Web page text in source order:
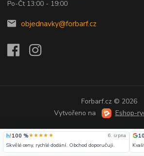
Po-Čt 13:00 - 19:00
objednavky@forbarf.cz
Forbarf.cz © 2026
Vytvořeno na
Eshop-
100 %★★★★★ 6. srpna
Skvělé ceny, rychlé dodání. Obchod doporučuji.